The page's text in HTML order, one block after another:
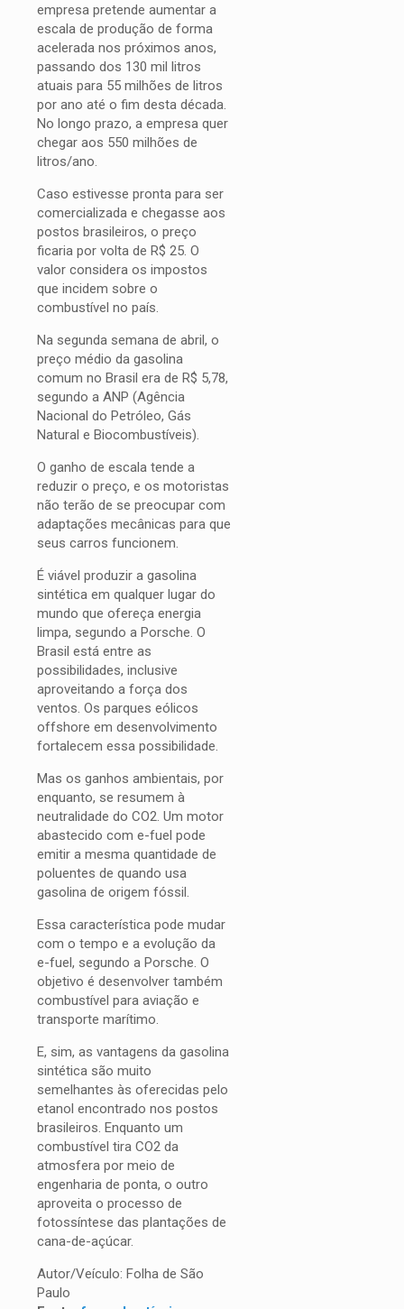
empresa pretende aumentar a
escala de produção de forma
acelerada nos próximos anos,
passando dos 130 mil litros
atuais para 55 milhões de litros
por ano até o fim desta década.
No longo prazo, a empresa quer
chegar aos 550 milhões de
litros/ano.
Caso estivesse pronta para ser
comercializada e chegasse aos
postos brasileiros, o preço
ficaria por volta de R$ 25. O
valor considera os impostos
que incidem sobre o
combustível no país.
Na segunda semana de abril, o
preço médio da gasolina
comum no Brasil era de R$ 5,78,
segundo a ANP (Agência
Nacional do Petróleo, Gás
Natural e Biocombustíveis).
O ganho de escala tende a
reduzir o preço, e os motoristas
não terão de se preocupar com
adaptações mecânicas para que
seus carros funcionem.
É viável produzir a gasolina
sintética em qualquer lugar do
mundo que ofereça energia
limpa, segundo a Porsche. O
Brasil está entre as
possibilidades, inclusive
aproveitando a força dos
ventos. Os parques eólicos
offshore em desenvolvimento
fortalecem essa possibilidade.
Mas os ganhos ambientais, por
enquanto, se resumem à
neutralidade do CO2. Um motor
abastecido com e-fuel pode
emitir a mesma quantidade de
poluentes de quando usa
gasolina de origem fóssil.
Essa característica pode mudar
com o tempo e a evolução da
e-fuel, segundo a Porsche. O
objetivo é desenvolver também
combustível para aviação e
transporte marítimo.
E, sim, as vantagens da gasolina
sintética são muito
semelhantes às oferecidas pelo
etanol encontrado nos postos
brasileiros. Enquanto um
combustível tira CO2 da
atmosfera por meio de
engenharia de ponta, o outro
aproveita o processo de
fotossíntese das plantações de
cana-de-açúcar.
Autor/Veículo: Folha de São
Paulo